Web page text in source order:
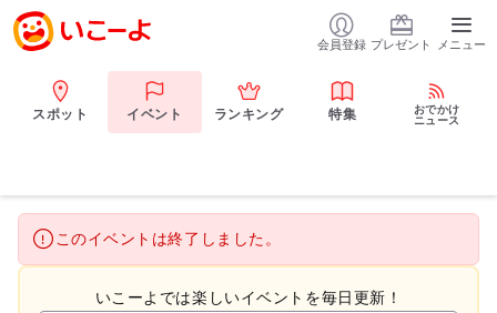
会員登録 プレゼント メニュー
スポット イベント ランキング 特集
おでかけ
ニュース
このイベントは終了しました。
いこーよでは楽しいイベントを毎日更新！